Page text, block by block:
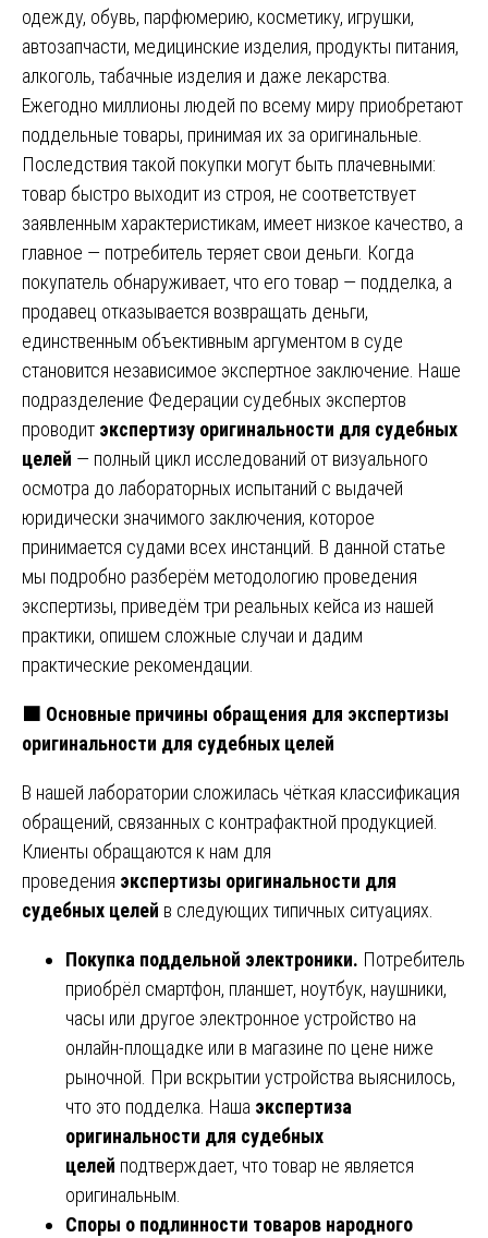
одежду, обувь, парфюмерию, косметику, игрушки,
автозапчасти, медицинские изделия, продукты питания,
алкоголь, табачные изделия и даже лекарства.
Ежегодно миллионы людей по всему миру приобретают
поддельные товары, принимая их за оригинальные.
Последствия такой покупки могут быть плачевными:
товар быстро выходит из строя, не соответствует
заявленным характеристикам, имеет низкое качество, а
главное — потребитель теряет свои деньги. Когда
покупатель обнаруживает, что его товар — подделка, а
продавец отказывается возвращать деньги,
единственным объективным аргументом в суде
становится независимое экспертное заключение. Наше
подразделение Федерации судебных экспертов
проводит экспертизу оригинальности для судебных
целей — полный цикл исследований от визуального
осмотра до лабораторных испытаний с выдачей
юридически значимого заключения, которое
принимается судами всех инстанций. В данной статье
мы подробно разберём методологию проведения
экспертизы, приведём три реальных кейса из нашей
практики, опишем сложные случаи и дадим
практические рекомендации.
🟧 Основные причины обращения для экспертизы
оригинальности для судебных целей
В нашей лаборатории сложилась чёткая классификация
обращений, связанных с контрафактной продукцией.
Клиенты обращаются к нам для
проведения экспертизы оригинальности для
судебных целей в следующих типичных ситуациях.
Покупка поддельной электроники. Потребитель
приобрёл смартфон, планшет, ноутбук, наушники,
часы или другое электронное устройство на
онлайн-площадке или в магазине по цене ниже
рыночной. При вскрытии устройства выяснилось,
что это подделка. Наша экспертиза
оригинальности для судебных
целей подтверждает, что товар не является
оригинальным.
Споры о подлинности товаров народного